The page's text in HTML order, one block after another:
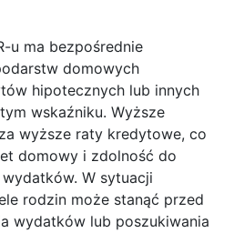
u ma bezpośrednie
domowych
hipotecznych lub innych
wskaźniku. Wyższe
wyższe raty kredytowe, co
domowy i zdolność do
W sytuacji
rodzin może stanąć przed
wydatków lub poszukiwania